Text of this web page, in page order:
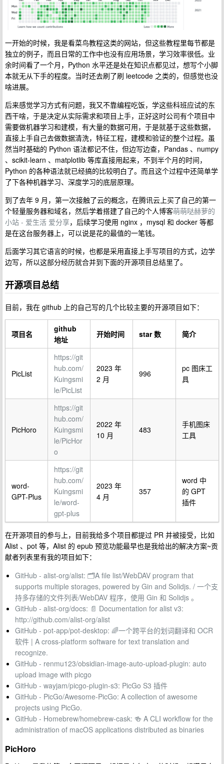
一开始的时候，我是看菜鸟教程这类的网站，但这些教程里每节都是
独立的例子，而且日常的工作中也没有应用场景，学习效率很低。业
余时间看了一个月，Python 水平还是处在知识点都见过，想写个小脚
本就无从下手的程度。当时还去刷了刷 leetcode 之类的，但感觉也没
啥进展。
后来感觉学习方式有问题，我又不靠编程吃饭，学这些科班应试的东
西干啥，于是决定从实际需求和项目上手，正好这时公司有个项目中
需要做机器学习和建模，有大量的数据可用，于是就基于这些数据，
直接上手自己去做数据清洗，特征工程，建模和验证的整个过程。虽
然当时基础的 Python 语法都记不住，但边写边查，Pandas 、numpy
、scikit-learn 、matplotlib 等库直接用起来，不到半个月的时间，
Python 的各种语法就已经搞的比较明白了。而且这个过程中还简单学
了下各种机器学习、深度学习的底层原理。
到了去年 9 月，第一次接触了云的概念，在腾讯云上买了自己的第一
个轻量服务器和域名，然后学着搭建了自己的个人博客萌萌哒赫萝的
小站 - 爱生活 爱分享，后续学习使用 nginx ，mysql 和 docker 等都
是在这台服务器上，可以说是花的最值的一笔钱。
后面学习其它语言的时候，也都是采用直接上手写项目的方式，边学
边写，所以这部分经历就合并到下面的开源项目总结里了。
开源项目总结
目前，我在 github 上的自己写的几个比较主要的开源项目如下：
项目名
github
地址
开始时间 star 数 简介
PicList
https://git
hub.com/
Kuingsmi
le/PicList
2023 年
2 月
996
pc 图床工
具
PicHoro
https://git
hub.com/
Kuingsmi
le/PicHor
o
2022 年
10 月
483
手机图床
工具
word-
GPT-Plus
https://git
hub.com/
Kuingsmi
le/word-
gpt-plus
2023 年
4 月
357
word 中
的 GPT
插件
在开源项目的参与上，目前我给多个项目都提过 PR 并被接受，比如
Alist 、pot 等，Alist 的 epub 预览功能最早也是我给出的解决方案~贡
献者列表里有我的项目如下：
GitHub - alist-org/alist: 🗂️A file list/WebDAV program that
supports multiple storages, powered by Gin and Solidjs. / 一个支
持多存储的文件列表/WebDAV 程序，使用 Gin 和 Solidjs 。
GitHub - alist-org/docs: 📄 Documentation for alist v3:
http://github.com/alist-org/alist
GitHub - pot-app/pot-desktop: 🌈一个跨平台的划词翻译和 OCR
软件 | A cross-platform software for text translation and
recognize.
GitHub - renmu123/obsidian-image-auto-upload-plugin: auto
upload image with picgo
GitHub - wayjam/picgo-plugin-s3: PicGo S3 插件
GitHub - PicGo/Awesome-PicGo: A collection of awesome
projects using PicGo.
GitHub - Homebrew/homebrew-cask: 🍻 A CLI workflow for the
administration of macOS applications distributed as binaries
PicHoro